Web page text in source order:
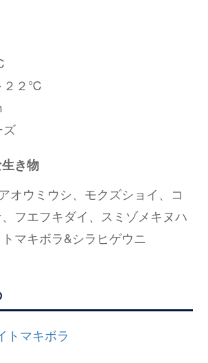
２２℃
ズ
き物
オウミウシ、モクズショイ、コ
フエフキダイ、スミゾメキヌハ
マキボラ&シラヒゲウニ
トマキボラ